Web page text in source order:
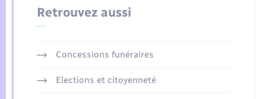
Retrouvez aussi
Concessions funéraires
Elections et citoyenneté